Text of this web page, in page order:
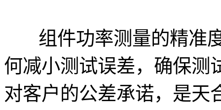
组件功率测量的精准度
何减小测试误差，确保测
对客户的公差承诺，是天